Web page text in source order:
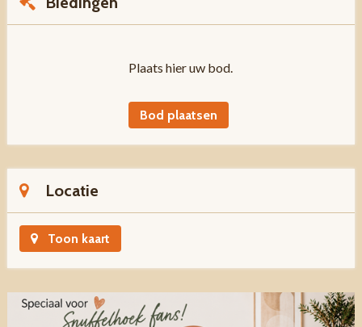
Plaats hier uw bod.
Bod plaatsen
Locatie
Toon kaart